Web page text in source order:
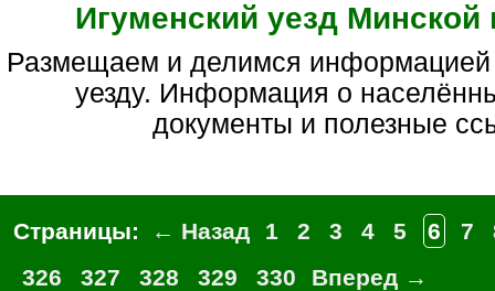
Игуменский уезд Минской
Размещаем и делимся информацией по игуменскому
уезду. Информация о
документы и полезные
Страницы: ← Назад 1 2 3 4 5 6 7
326
327 328 329 330 Вперед →